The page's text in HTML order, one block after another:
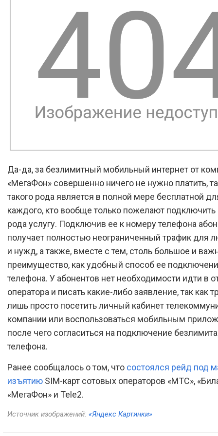
Да-да, за безлимитный мобильный интернет от
«МегаФон» совершенно ничего не нужно платить,
такого рода является в полной мере бесплатной
каждого, кто вообще только пожелают подключить
рода услугу. Подключив ее к номеру телефона
получает полностью неограниченный трафик для
и нужд, а также, вместе с тем, столь большое и
преимущество, как удобный способ ее
телефона. У абонентов нет необходимости идти в
оператора и писать какие-либо заявление, так как
лишь просто посетить личный кабинет
компании или воспользоваться мобильным
после чего согласиться на подключение
телефона.
Ранее сообщалось о том, что состоялся рейд под
изъятию SIM-карт сотовых операторов «МТС»,
«МегаФон» и Tele2.
Источник изображений: «Яндекс Картинки»